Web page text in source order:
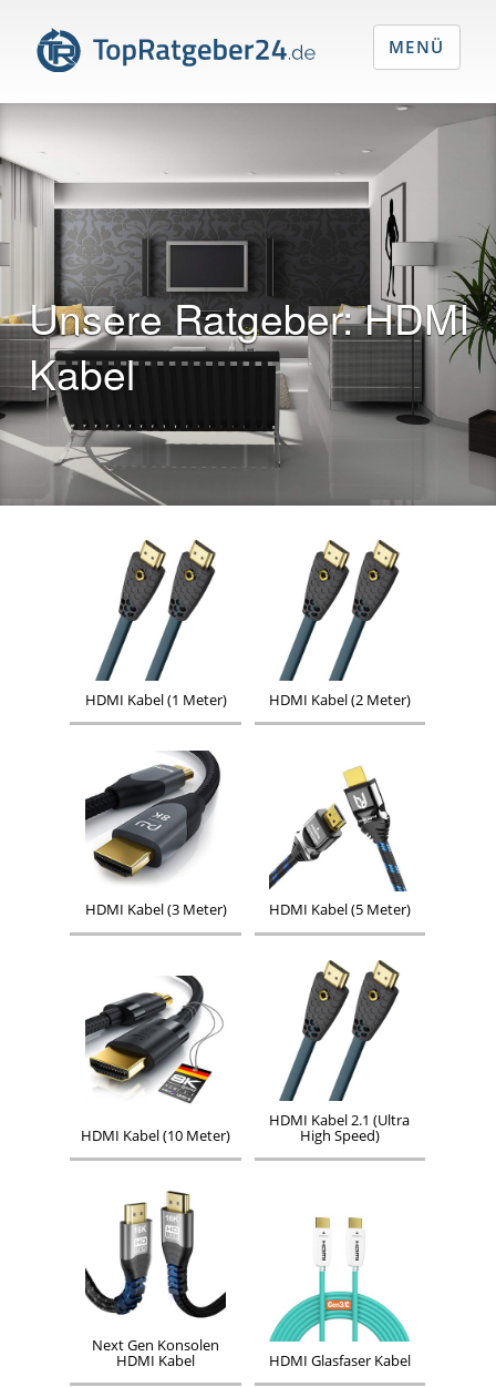
Unsere Ratgeber:HDMI
Kabel
HDMI Kabel (1 Meter) HDMI Kabel (2 Meter)
HDMI Kabel (3 Meter) HDMI Kabel (5 Meter)
HDMI Kabel (10 Meter)
HDMI Kabel 2.1 (Ultra
High Speed)
Next Gen Konsolen
HDMI Kabel
HDMI Glasfaser Kabel
MENÜ